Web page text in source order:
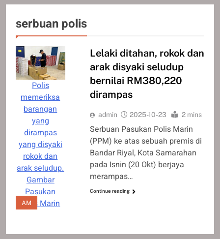
serbuan polis
Polis
memeriksa
barangan
yang
dirampas
yang disyaki
rokok dan
arak seludup.
Gambar
Pasukan
Polis Marin
AM
Lelaki ditahan, rokok dan
arak disyaki seludup
bernilai RM380,220
dirampas
admin 2025-10-23 2 mins
Serbuan Pasukan Polis Marin
(PPM) ke atas sebuah premis di
Bandar Riyal, Kota Samarahan
pada Isnin (20 Okt) berjaya
merampas…
Continue reading